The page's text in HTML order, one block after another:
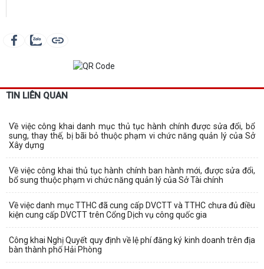
TIN LIÊN QUAN
Về việc công khai danh mục thủ tục hành chính được sửa đổi, bổ
sung, thay thế, bị bãi bỏ thuộc phạm vi chức năng quản lý của Sở
Xây dựng
Về việc công khai thủ tục hành chính ban hành mới, được sửa đổi,
bổ sung thuộc phạm vi chức năng quản lý của Sở Tài chính
Về việc danh mục TTHC đã cung cấp DVCTT và TTHC chưa đủ điều
kiện cung cấp DVCTT trên Cổng Dịch vụ công quốc gia
Công khai Nghị Quyết quy định về lệ phí đăng ký kinh doanh trên địa
bàn thành phố Hải Phòng